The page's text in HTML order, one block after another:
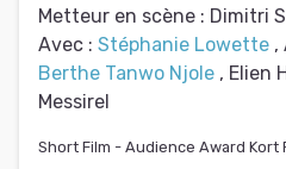
Metteur en scène : Dimitri
Avec : Stéphanie Lowette ,
Berthe Tanwo Njole , Elien
Messirel
Short Film - Audience Award Kort